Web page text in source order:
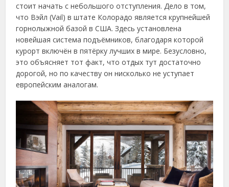
стоит начать с небольшого отступления. Дело в том,
что Вэйл (Vail) в штате Колорадо является крупнейшей
горнолыжной базой в США. Здесь установлена
новейшая система подъёмников, благодаря которой
курорт включён в пятёрку лучших в мире. Безусловно,
это объясняет тот факт, что отдых тут достаточно
дорогой, но по качеству он нисколько не уступает
европейским аналогам.